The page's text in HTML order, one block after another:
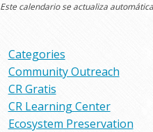
Este calendario se actualiza
Categories
Community Outreach
CR Gratis
CR Learning Center
Ecosystem Preservation